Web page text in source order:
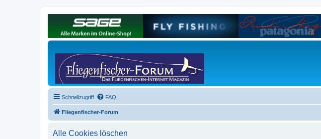
Schnellzugriff FAQ
Fliegenfischer-Forum
Alle Cookies löschen